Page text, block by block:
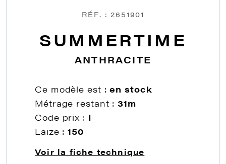
RÉF. : 2651901
SUMMERTIME
ANTHRACITE
Ce modèle est :en stock
Métrage restant :31m
Code prix : I
Laize :150
Voir la fiche technique